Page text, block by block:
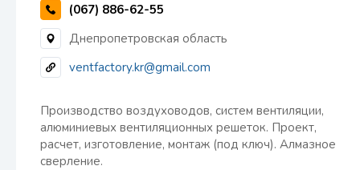
(067) 886-62-55
Днепропетровская область
ventfactory.kr@gmail.com
Производство воздуховодов, систем вентиляции,
алюминиевых вентиляционных решеток. Проект,
расчет, изготовление, монтаж (под ключ). Алмазное
сверление.